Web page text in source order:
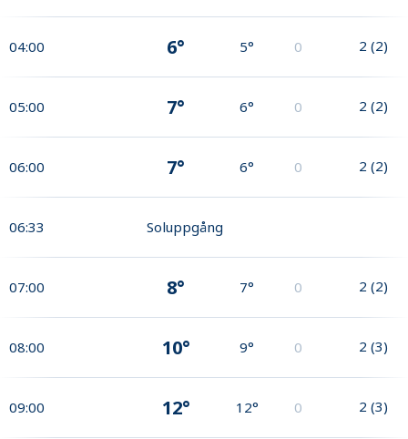
04:00 6° 5° 0 2 (2)
05:00 7° 6° 0 2 (2)
06:00 7° 6° 0 2 (2)
06:33 Soluppgång
07:00 8° 7° 0 2 (2)
08:00 10° 9° 0 2 (3)
09:00 12° 12° 0 2 (3)